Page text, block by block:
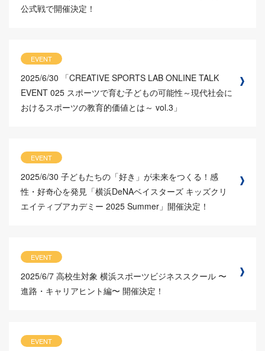
公式戦で開催決定！
EVENT
2025/6/30
「CREATIVE SPORTS LAB ONLINE TALK
EVENT 025 スポーツで育む子どもの可能性～現代社会に
おけるスポーツの教育的価値とは～ vol.3」
EVENT
2025/6/30 子どもたちの「好き」が未来をつくる！感
性・好奇心を発見「横浜DeNAベイスターズ キッズクリ
エイティブアカデミー 2025 Summer」開催決定！
EVENT
2025/6/7 高校生対象 横浜スポーツビジネススクール 〜
進路・キャリアヒント編〜 開催決定！
EVENT